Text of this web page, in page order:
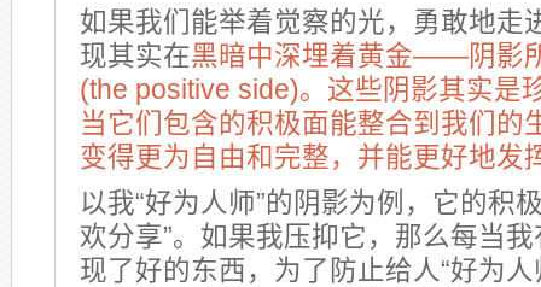
如果我们能举着觉察的光，勇敢地走
现其实在黑暗中深埋着黄金——阴影
(the positive side)。这些阴影其实是
当它们包含的积极面能整合到我们的
变得更为自由和完整，并能更好地发
以我“好为人师”的阴影为例，它的积
欢分享”。如果我压抑它，那么每当
现了好的东西，为了防止给人“好为